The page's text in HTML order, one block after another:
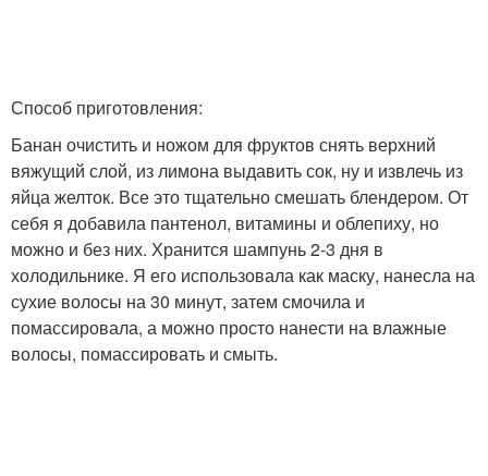
Способ приготовления:
Банан очистить и ножом для фруктов снять верхний
вяжущий слой, из лимона выдавить сок, ну и извлечь из
яйца желток. Все это тщательно смешать блендером. От
себя я добавила пантенол, витамины и облепиху, но
можно и без них. Хранится шампунь 2-3 дня в
холодильнике. Я его использовала как маску, нанесла на
сухие волосы на 30 минут, затем смочила и
помассировала, а можно просто нанести на влажные
волосы, помассировать и смыть.